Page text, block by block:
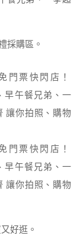
採購區。
好逛。